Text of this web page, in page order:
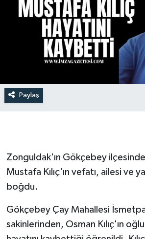
Paylaş
Zonguldak'ın Gökçebey
Mustafa Kılıç'ın vefatı, ailesi ve
boğdu.
Gökçebey Çay Mahallesi
sakinlerinden, Osman Kılıç'ın oğlu